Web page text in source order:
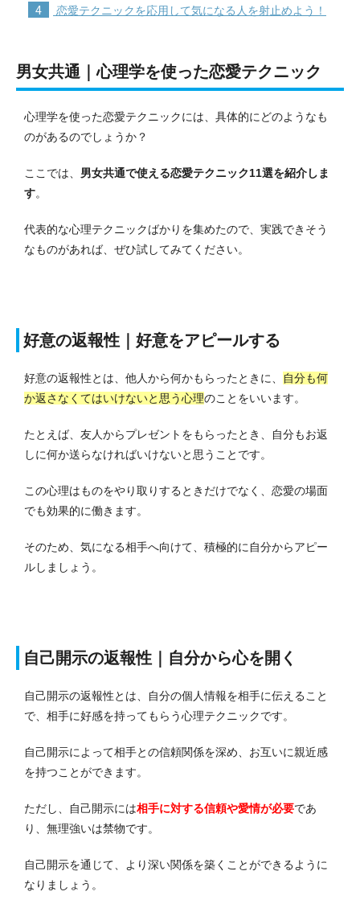
4 恋愛テクニックを応用して気になる人を射止めよう！
男女共通｜心理学を使った恋愛テクニック
心理学を使った恋愛テクニックには、具体的にどのようなも
のがあるのでしょうか？
ここでは、 男女共通で使える恋愛テクニック11選を紹介しま
す。
代表的な心理テクニックばかりを集めたので、実践できそう
なものがあれば、ぜひ試してみてください。
好意の返報性｜好意をアピールする
好意の返報性とは、他人から何かもらったときに、
自分も何
か返さなくてはいけないと思う心理のことをいいます。
たとえば、友人からプレゼントをもらったとき、自分もお返
しに何か送らなければいけないと思うことです。
この心理はものをやり取りするときだけでなく、恋愛の場面
でも効果的に働きます。
そのため、気になる相手へ向けて、積極的に自分からアピー
ルしましょう。
自己開示の返報性｜自分から心を開く
自己開示の返報性とは、自分の個人情報を相手に伝えること
で、相手に好感を持ってもらう心理テクニックです。
自己開示によって相手との信頼関係を深め、お互いに親近感
を持つことができます。
ただし、自己開示には相手に対する信頼や愛情が必要であ
り、無理強いは禁物です。
自己開示を通じて、より深い関係を築くことができるように
なりましょう。